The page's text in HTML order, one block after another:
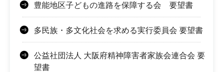
豊能地区子どもの進路を保障する会 要望書
多民族・多文化社会を求める実行委員会 要望書
公益社団法人 大阪府精神障害者家族会連合会 要
望書